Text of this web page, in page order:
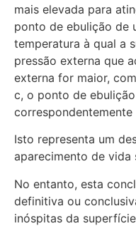
mais elevada para
ponto de ebulição de
temperatura à qual a
pressão externa que
externa for maior,
c, o ponto de
correspondentemente
Isto representa um
aparecimento de vida
No entanto, esta
definitiva ou
inóspitas da